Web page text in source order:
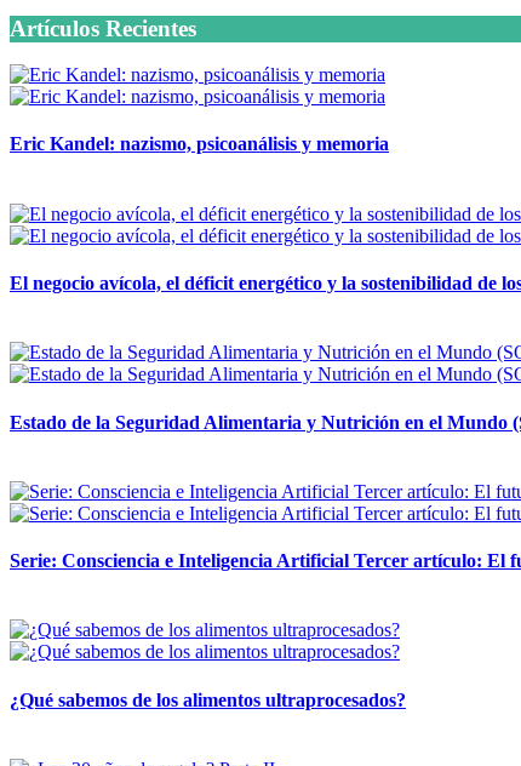
Artículos Recientes
Eric Kandel: nazismo, psicoanálisis y memoria
El negocio avícola, el déficit energético y la sostenibilidad de
Estado de la Seguridad Alimentaria y Nutrición en el Mundo
Serie: Consciencia e Inteligencia Artificial Tercer artículo:
¿Qué sabemos de los alimentos ultraprocesados?